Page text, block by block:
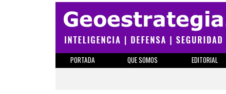
PORTADA QUE SOMOS EDITORIAL